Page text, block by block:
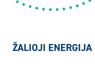
ŽALIOJI ENERGIJA